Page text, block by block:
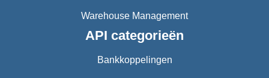
Warehouse Management
API categorieën
Bankkoppelingen